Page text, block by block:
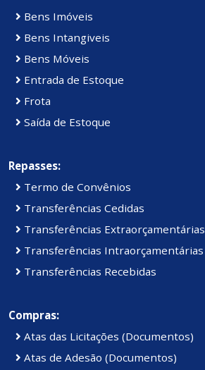
Bens Imóveis
Bens Intangiveis
Bens Móveis
Entrada de Estoque
Frota
Saída de Estoque
Repasses:
Termo de Convênios
Transferências Cedidas
Transferências Extraorçamentárias
Transferências Intraorçamentárias
Transferências Recebidas
Compras:
Atas das Licitações (Documentos)
Atas de Adesão (Documentos)